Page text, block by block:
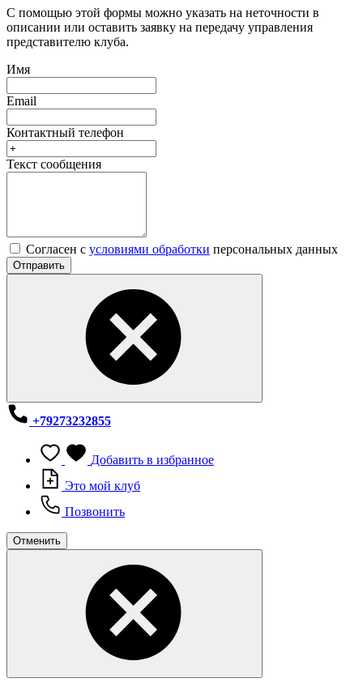
С помощью этой формы можно указать на неточности в
описании или оставить заявку на передачу управления
представителю клуба.
Имя
Email
Контактный телефон
Текст сообщения
Согласен с условиями обработки персональных данных
Отправить
+79273232855
Добавить в избранное
Это мой клуб
Позвонить
Отменить